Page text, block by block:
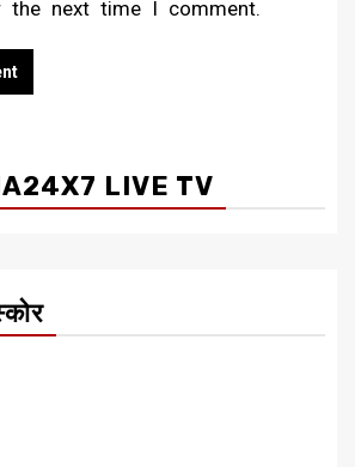
the next time I comment.
LIVE TV